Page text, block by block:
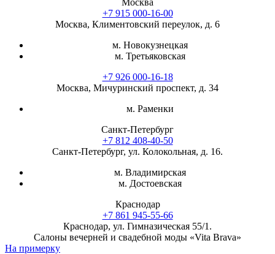
+7 915 000-16-00
Москва, Климентовский переулок, д. 6
м. Новокузнецкая
м. Третьяковская
+7 926 000-16-18
Москва, Мичуринский проспект, д. 34
м. Раменки
Санкт-Петербург
+7 812 408-40-50
Санкт-Петербург, ул. Колокольная, д. 16.
м. Владимирская
м. Достоевская
Краснодар
+7 861 945-55-66
Краснодар, ул. Гимназическая 55/1.
Салоны вечерней и свадебной моды «Vita Brava»
На примерку